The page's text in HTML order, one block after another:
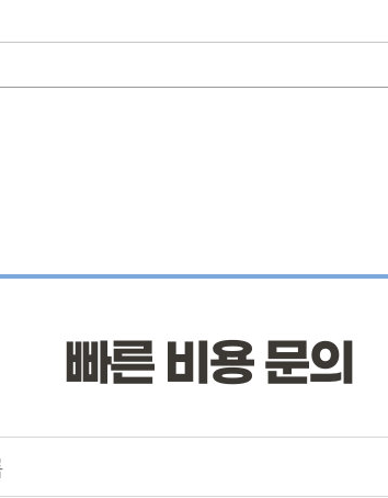
빠른 비용 문의